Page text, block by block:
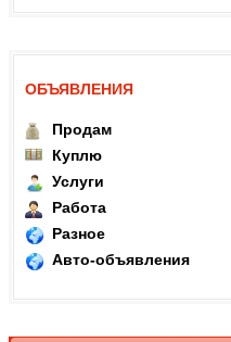
ОБЪЯВЛЕНИЯ
Продам
Куплю
Услуги
Работа
Разное
Авто-объявления